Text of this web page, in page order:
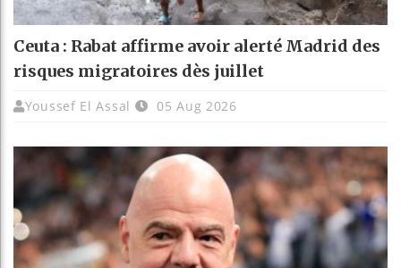
Ceuta : Rabat affirme avoir alerté Madrid des
risques migratoires dès juillet
Youssef El Assal 05 Aug 2026